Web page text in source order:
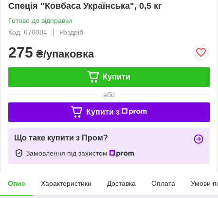
Спеція "Ковбаса Українська", 0,5 кг
Готово до відправки
Код: 670084
Роздріб
275 ₴/упаковка
Купити
або
Купити з
Що таке купити з Пром?
Замовлення під захистом
Опис Характеристики Доставка Оплата Умови